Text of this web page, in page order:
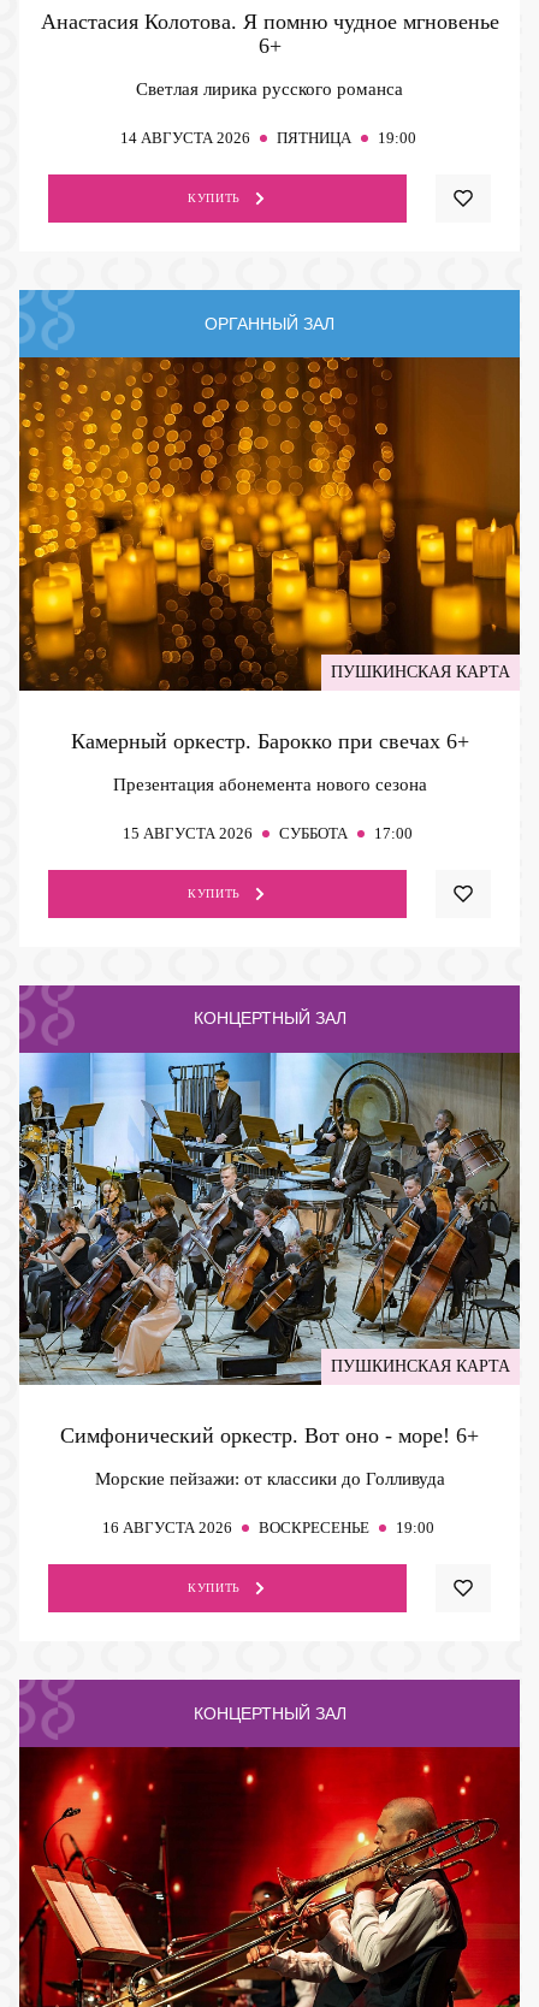
Анастасия Колотова. Я помню чудное мгновенье
6+
Светлая лирика русского романса
14 АВГУСТА 2026 ПЯТНИЦА 19:00
КУПИТЬ
ОРГАННЫЙ ЗАЛ
ПУШКИНСКАЯ КАРТА
Камерный оркестр. Барокко при свечах 6+
Презентация абонемента нового сезона
15 АВГУСТА 2026 СУББОТА 17:00
КУПИТЬ
КОНЦЕРТНЫЙ ЗАЛ
ПУШКИНСКАЯ КАРТА
Симфонический оркестр. Вот оно - море! 6+
Морские пейзажи: от классики до Голливуда
16 АВГУСТА 2026 ВОСКРЕСЕНЬЕ 19:00
КУПИТЬ
КОНЦЕРТНЫЙ ЗАЛ